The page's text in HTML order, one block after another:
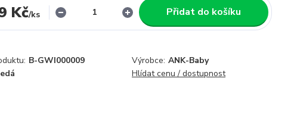
Kč/ks Přidat do košíku
B-GWI000009 Výrobce: ANK-Baby
Hlídat cenu / dostupnost